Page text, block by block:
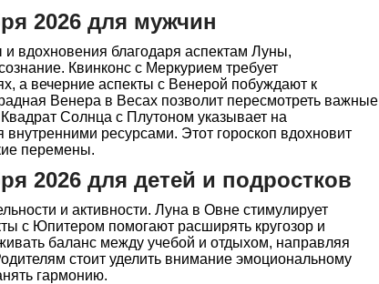
2026 для мужчин
вдохновения благодаря аспектам Луны,
Квинконс с Меркурием требует
а вечерние аспекты с Венерой побуждают к
Венера в Весах позволит пересмотреть важные
Солнца с Плутоном указывает на
ресурсами. Этот гороскоп вдохновит
перемены.
2026 для детей и подростков
и активности. Луна в Овне стимулирует
с Юпитером помогают расширять кругозор и
баланс между учебой и отдыхом, направляя
стоит уделить внимание эмоциональному
гармонию.